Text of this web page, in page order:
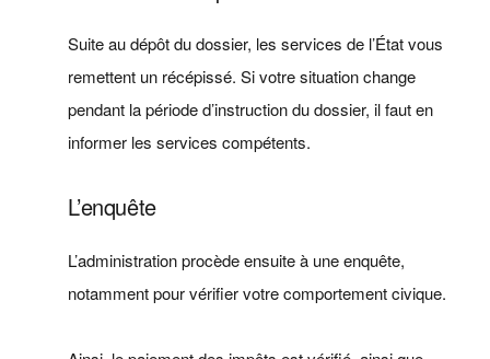
Suite au dépôt du dossier, les services de l’État vous
remettent un récépissé. Si votre situation change
pendant la période d’instruction du dossier, il faut en
informer les services compétents.
L’enquête
L’administration procède ensuite à une enquête,
notamment pour vérifier votre comportement civique.